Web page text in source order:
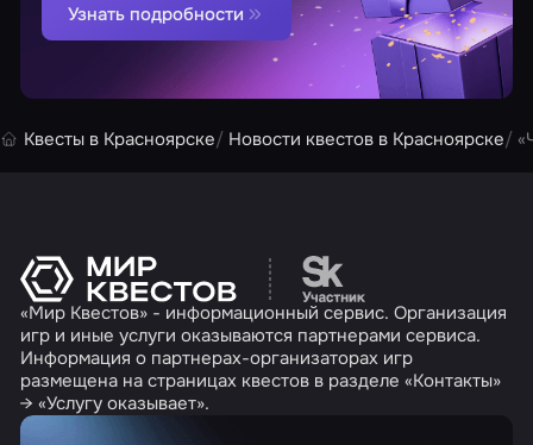
Узнать подробности
Квесты в Красноярске Новости квестов в Красноярске
Перейти на сайт
«Мир Квестов» - информационный сервис. Организация
игр и иные услуги оказываются партнерами сервиса.
Информация о партнерах-организаторах игр
размещена на страницах квестов в разделе «Контакты»
→ «Услугу оказывает».